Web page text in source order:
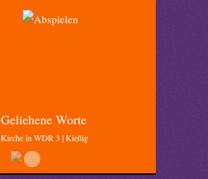
Geliehene Worte
Kirche in WDR 3 | Kießig